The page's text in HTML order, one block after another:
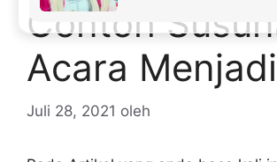
Contoh
Acara
Juli 28, 2021 oleh